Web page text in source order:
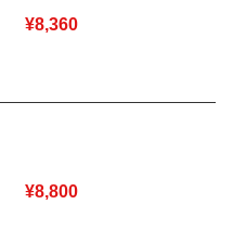
¥8,360
¥8,800